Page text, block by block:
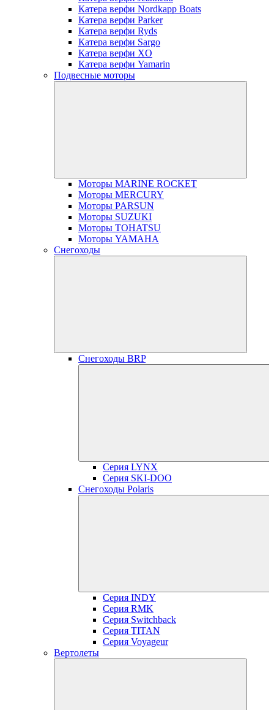
Катера верфи Nordkapp Boats
Катера верфи Parker
Катера верфи Ryds
Катера верфи Sargo
Катера верфи XO
Катера верфи Yamarin
Подвесные моторы
Моторы MARINE ROCKET
Моторы MERCURY
Моторы PARSUN
Моторы SUZUKI
Моторы TOHATSU
Моторы YAMAHA
Снегоходы
Снегоходы BRP
Серия LYNX
Серия SKI-DOO
Снегоходы Polaris
Серия INDY
Серия RMK
Серия Switchback
Серия TITAN
Серия Voyageur
Вертолеты